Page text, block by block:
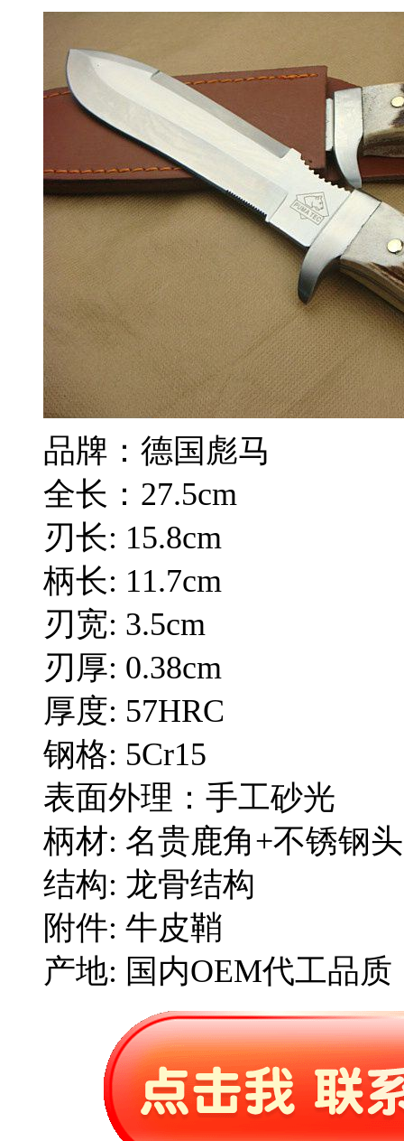
品牌：德国彪马
全长：27.5cm
刃长: 15.8cm
柄长: 11.7cm
刃宽: 3.5cm
刃厚: 0.38cm
厚度: 57HRC
钢格: 5Cr15
表面外理：手工砂光
柄材: 名贵鹿角+不锈钢头
结构: 龙骨结构
附件: 牛皮鞘
产地: 国内OEM代工品质